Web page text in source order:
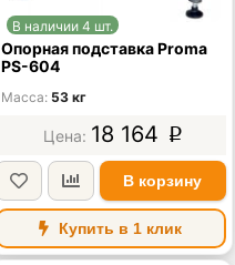
В наличии 4 шт.
Опорная подставка Proma
PS-604
Масса 53 кг
18 164 p
В корзину
Купить в 1 клик